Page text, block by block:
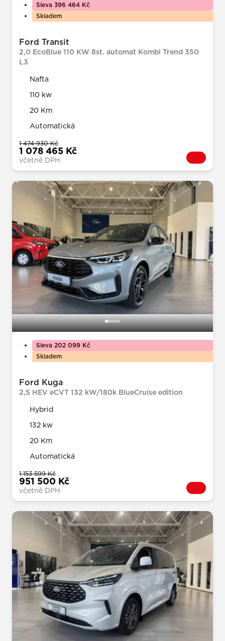
Sleva 396 464 Kč
Skladem
Ford Transit
2,0 EcoBlue 110 KW 8st. automat Kombi Trend 350
L3
Nafta
110 kw
20 Km
Automatická
1 474 930 Kč
1 078 465 Kč
včetně DPH
Sleva 202 099 Kč
Skladem
Ford Kuga
2,5 HEV eCVT 132 kW/180k BlueCruise edition
Hybrid
132 kw
20 Km
Automatická
1 153 599 Kč
951 500 Kč
včetně DPH